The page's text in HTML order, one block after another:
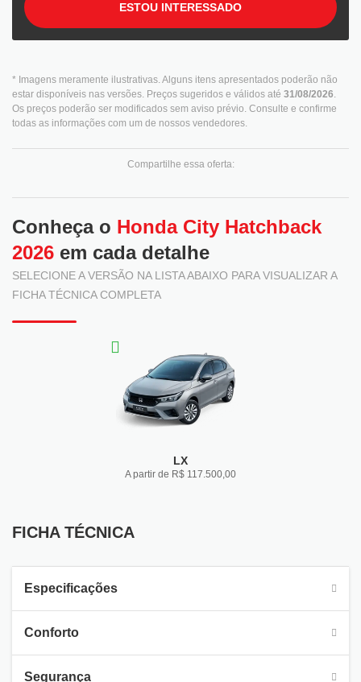
* Imagens meramente ilustrativas. Alguns itens apresentados poderão não
estar disponíveis nas versões. Preços sugeridos e válidos até 31/08/2026.
Os preços poderão ser modificados sem aviso prévio. Consulte e confirme
todas as informações com um de nossos vendedores.
Compartilhe essa oferta:
ESTOU INTERESSADO
Conheça o Honda City Hatchback
2026 em cada detalhe
SELECIONE A VERSÃO NA LISTA ABAIXO PARA VISUALIZAR A
FICHA TÉCNICA COMPLETA
LX
A partir de R$ 117.500,00
FICHA TÉCNICA
Especificações
Conforto
Segurança